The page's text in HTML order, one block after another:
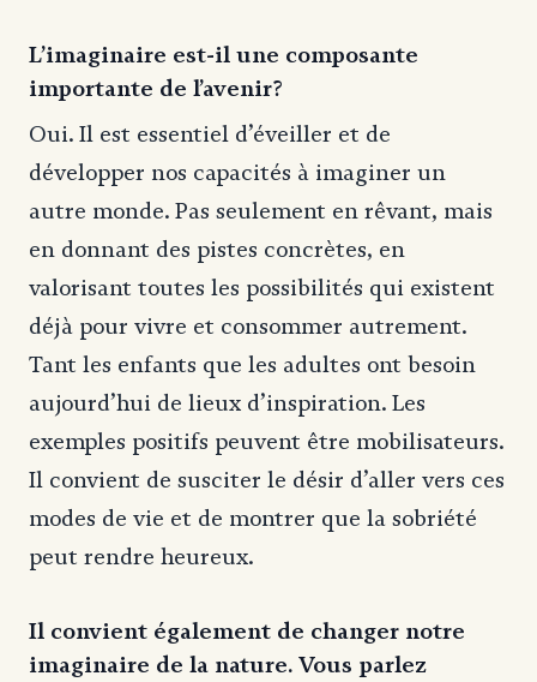
L’imaginaire est-il une composante
importante de l’avenir?
Oui. Il est essentiel d’éveiller et de
développer nos capacités à imaginer un
autre monde. Pas seulement en rêvant, mais
en donnant des pistes concrètes, en
valorisant toutes les possibilités qui existent
déjà pour vivre et consommer autrement.
Tant les enfants que les adultes ont besoin
aujourd’hui de lieux d’inspiration. Les
exemples positifs peuvent être mobilisateurs.
Il convient de susciter le désir d’aller vers ces
modes de vie et de montrer que la sobriété
peut rendre heureux.
Il convient également de changer notre
imaginaire de la nature. Vous parlez